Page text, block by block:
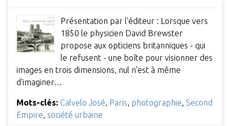
Présentation par l'éditeur : Lorsque vers
1850 le physicien David Brewster
propose aux opticiens britanniques - qui
le refusent - une boîte pour visionner des
images en trois dimensions, nul n'est à même
d'imaginer…
Mots-clés: Calvelo José, Paris, photographie, Second
Empire, société urbaine